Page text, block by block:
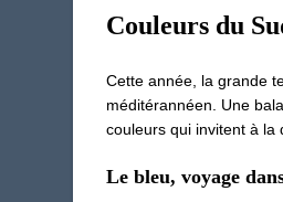
Couleurs du
Cette année, la grande
méditérannéen. Une
couleurs qui invitent à la
Le bleu, voyage